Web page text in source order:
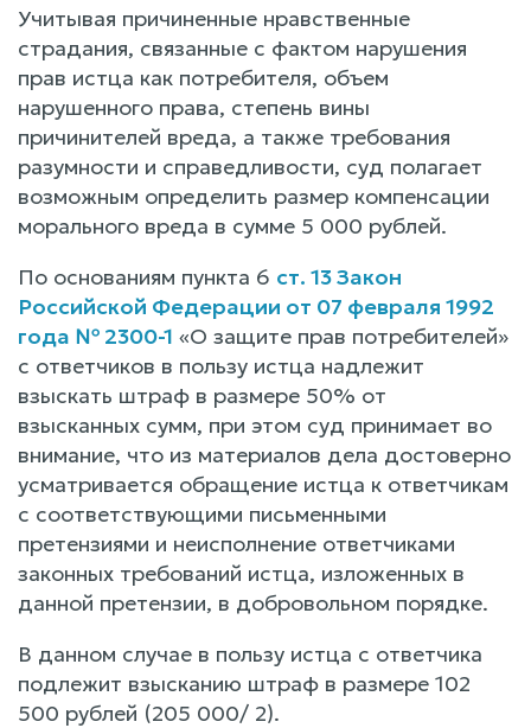
Учитывая причиненные нравственные
страдания, связанные с фактом нарушения
прав истца как потребителя, объем
нарушенного права, степень вины
причинителей вреда, а также требования
разумности и справедливости, суд полагает
возможным определить размер компенсации
морального вреда в сумме 5 000 рублей.
По основаниям пункта 6 ст. 13 Закон
Российской Федерации от 07 февраля 1992
года № 2300-1 «О защите прав потребителей»
с ответчиков в пользу истца надлежит
взыскать штраф в размере 50% от
взысканных сумм, при этом суд принимает во
внимание, что из материалов дела достоверно
усматривается обращение истца к ответчикам
с соответствующими письменными
претензиями и неисполнение ответчиками
законных требований истца, изложенных в
данной претензии, в добровольном порядке.
В данном случае в пользу истца с ответчика
подлежит взысканию штраф в размере 102
500 рублей (205 000/ 2).